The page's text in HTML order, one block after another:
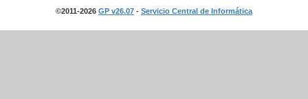
©2011-2026 GP v26.07 - Servicio Central de Informática